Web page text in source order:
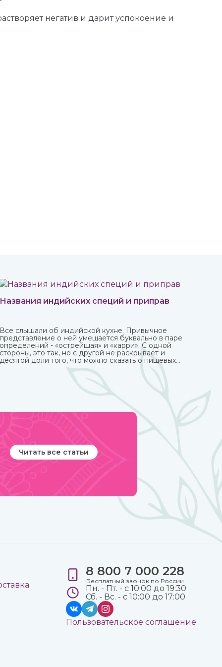
негатив и дарит успокоение и
Названия индийских специй и приправ
Все слышали об индийской кухне. Привычное
представление о ней умещается буквально в паре
определений - «острейшая» и «карри». С одной
стороны, это так, но с другой не раскрывает и
десятой доли того, что можно сказать о пищевых
привычках в этой стране.
Индийская кухня одна из самых полезных в мире.
Присутствующие в ней специи и их сочетания
подобраны специально таким образом, чтобы не
только придавать удивительные вкусовые свойства
блюдам, но и оказывать благотворное влияние на
Читать все статьи
8 800 7 000 228
Бесплатный звонок по России
Пн. - Пт. - с 10:00 до 19:30
Сб. - Вс. - с 10:00 до 17:00
Пользовательское соглашение